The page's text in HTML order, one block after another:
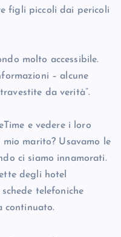
figli piccoli dai pericoli
molto accessibile.
– alcune
da verità”.
e vedere i loro
marito? Usavamo le
ci siamo innamorati.
degli hotel
telefoniche
continuato.